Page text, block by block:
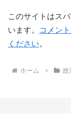
このサイトはス
います。
コメン
ください。
ホーム 政